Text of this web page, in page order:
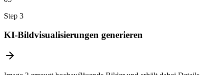
Step 3
KI-Bildvisualisierungen generieren